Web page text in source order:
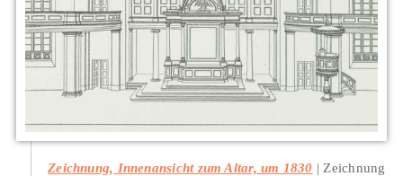
Zeichnung, Innenansicht zum Altar, um 1830
Zeichnung